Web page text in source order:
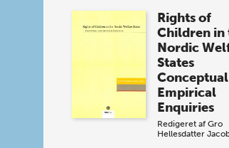
Rights of
Children in
Nordic
States
Empirical
Enquiries
Redigeret af Gro
Hellesdatter